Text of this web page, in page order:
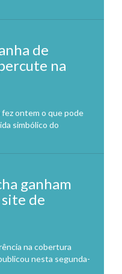
de
na
ontem o que pode
simbólico do
ganham
de
na cobertura
nesta segunda-